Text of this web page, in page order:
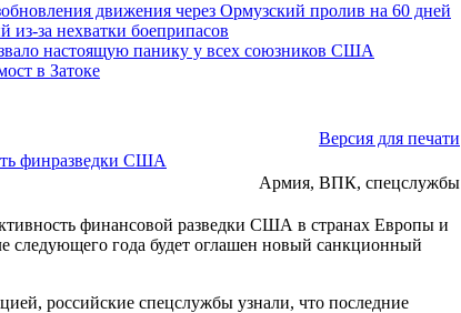
движения через Ормузский пролив на 60 дней
из-за нехватки боеприпасов
настоящую панику у всех союзников США
в Затоке
Версия для печати
финразведки США
Армия, ВПК, спецслужбы
финансовой разведки США в странах Европы и
следующего года будет оглашен новый санкционный
российские спецслужбы узнали, что последние